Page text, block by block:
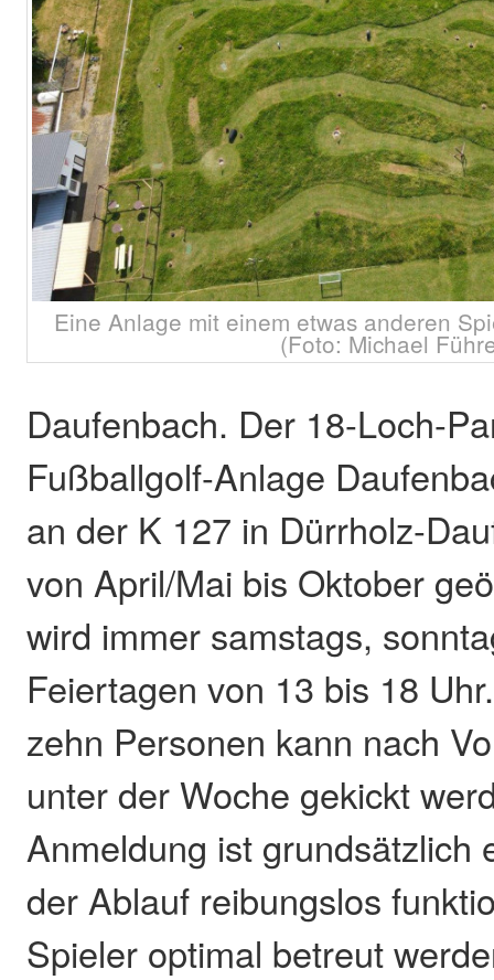
Eine Anlage mit einem etwas anderen
(Foto: Michael
Daufenbach. Der 18-Loch-
Fußballgolf-Anlage
an der K 127 in Dürrholz-
von April/Mai bis Oktober
wird immer samstags,
Feiertagen von 13 bis 18
zehn Personen kann nach
unter der Woche gekickt
Anmeldung ist grundsätzlich
der Ablauf reibungslos
Spieler optimal betreut